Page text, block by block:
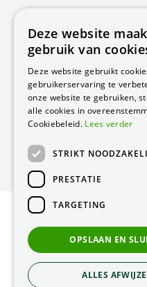
Peacock
5688
T.
Deze website
gebruik van
Deze website gebruikt
gebruikerservaring te
onze website te gebruiken,
alle cookies in
Cookiebeleid. Lees verder
STRIKT
PRESTATIE
TARGETING
OPSLAAN EN
ALLES